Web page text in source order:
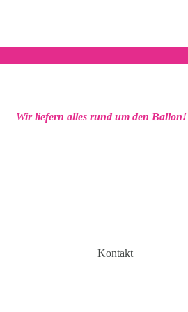
Wir liefern alles rund um den Ballon!
Kontakt